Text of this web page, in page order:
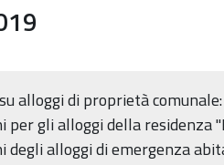
su alloggi di proprietà comunale:
per gli alloggi della residenza
degli alloggi di emergenza